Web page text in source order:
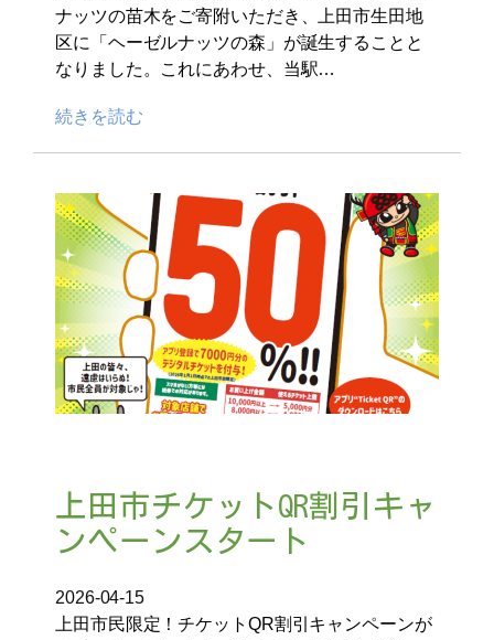
ナッツの苗木をご寄附いただき、上田市生田地
区に「ヘーゼルナッツの森」が誕生することと
なりました。これにあわせ、当駅…
続きを読む
上田市チケットQR割引キャ
ンペーンスタート
2026-04-15
上田市民限定！チケットQR割引キャンペーンが